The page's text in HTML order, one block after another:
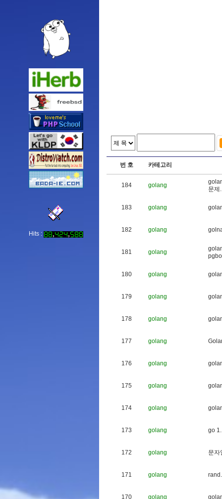
Hits :
번 호 카테고리
184 golang go a
문제 .
183 golang go a
182 golang go n
181 golang go a
pgbo
180 golang go a
179 golang go a
178 golang go a
177 golang Go a
176 golang go a
175 golang go a
174 golang go a
173 golang go 1.
172 golang 문자
171 golang rand .
170 golang go a